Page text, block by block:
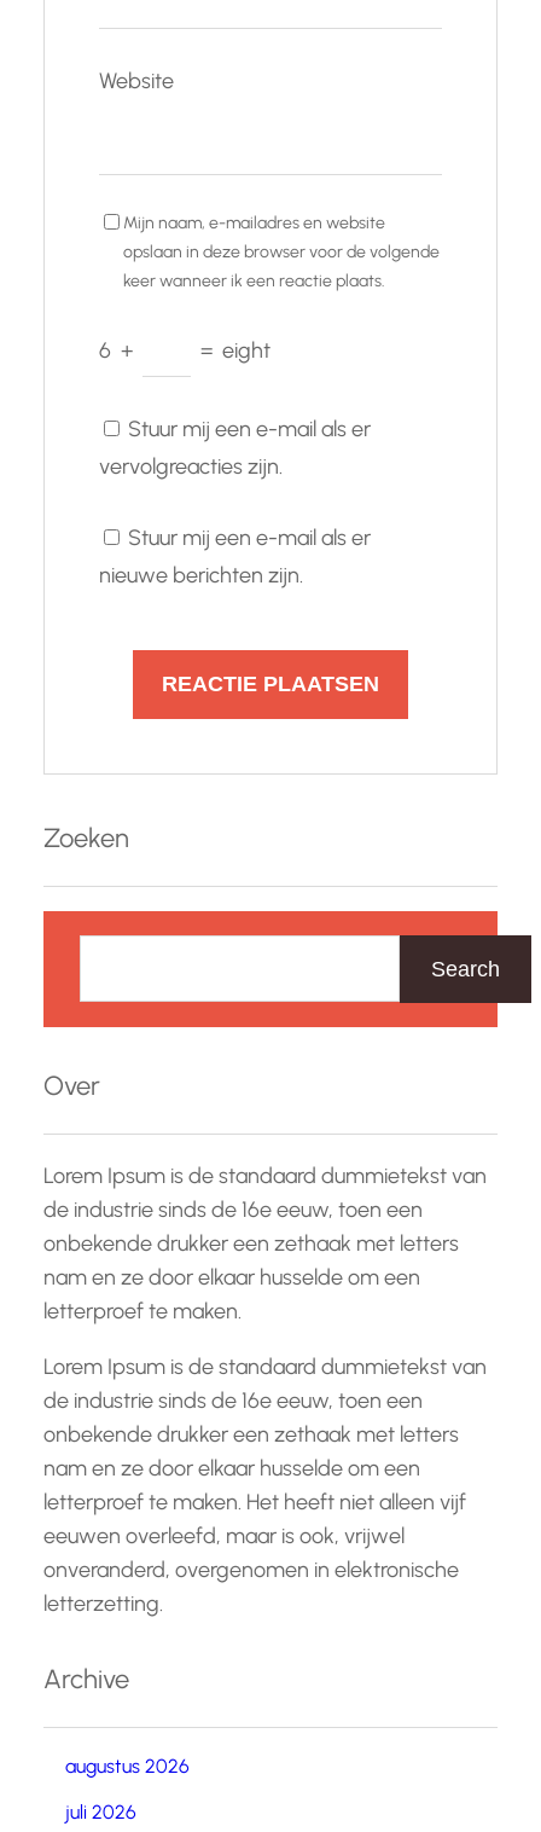
Website
Mijn naam, e-mailadres en website
opslaan in deze browser voor de volgende
keer wanneer ik een reactie plaats.
6 + = eight
Stuur mij een e-mail als er
vervolgreacties zijn.
Stuur mij een e-mail als er
nieuwe berichten zijn.
Zoeken
k
n
Search
Over
Lorem Ipsum is de standaard dummietekst van
de industrie sinds de 16e eeuw, toen een
onbekende drukker een zethaak met letters
nam en ze door elkaar husselde om een
letterproef te maken.
Lorem Ipsum is de standaard dummietekst van
de industrie sinds de 16e eeuw, toen een
onbekende drukker een zethaak met letters
nam en ze door elkaar husselde om een
letterproef te maken. Het heeft niet alleen vijf
eeuwen overleefd, maar is ook, vrijwel
onveranderd, overgenomen in elektronische
letterzetting.
Archive
augustus 2026
juli 2026